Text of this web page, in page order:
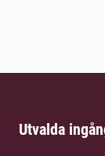
Utvalda